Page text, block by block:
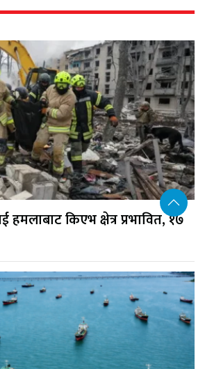
हमलाबाट किएभ क्षेत्र प्रभावित, १७